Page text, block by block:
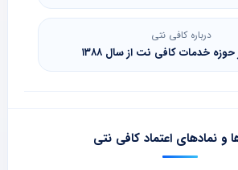
درباره کافی نتی
خدمات کافی نت از سال ۱۳۸۸
و نمادهای اعتماد کافی نتی